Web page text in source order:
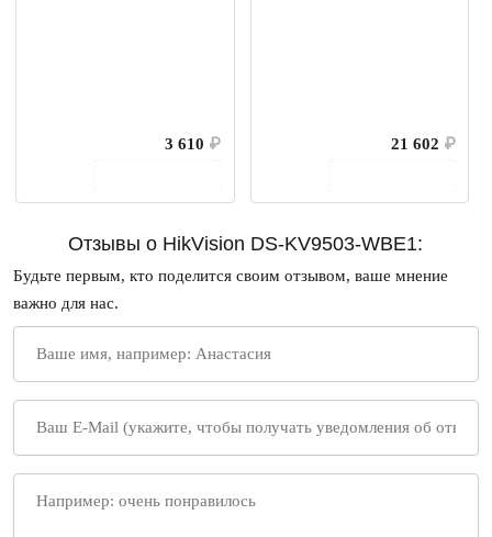
3 610 ₽
21 602 ₽
Отзывы о HikVision DS-KV9503-WBE1:
Будьте первым, кто поделится своим отзывом, ваше мнение
важно для нас.